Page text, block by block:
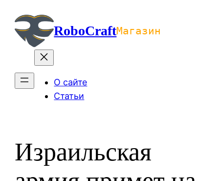
содержимомуRoboCraftМагазин
О сайте
Статьи
Израильская